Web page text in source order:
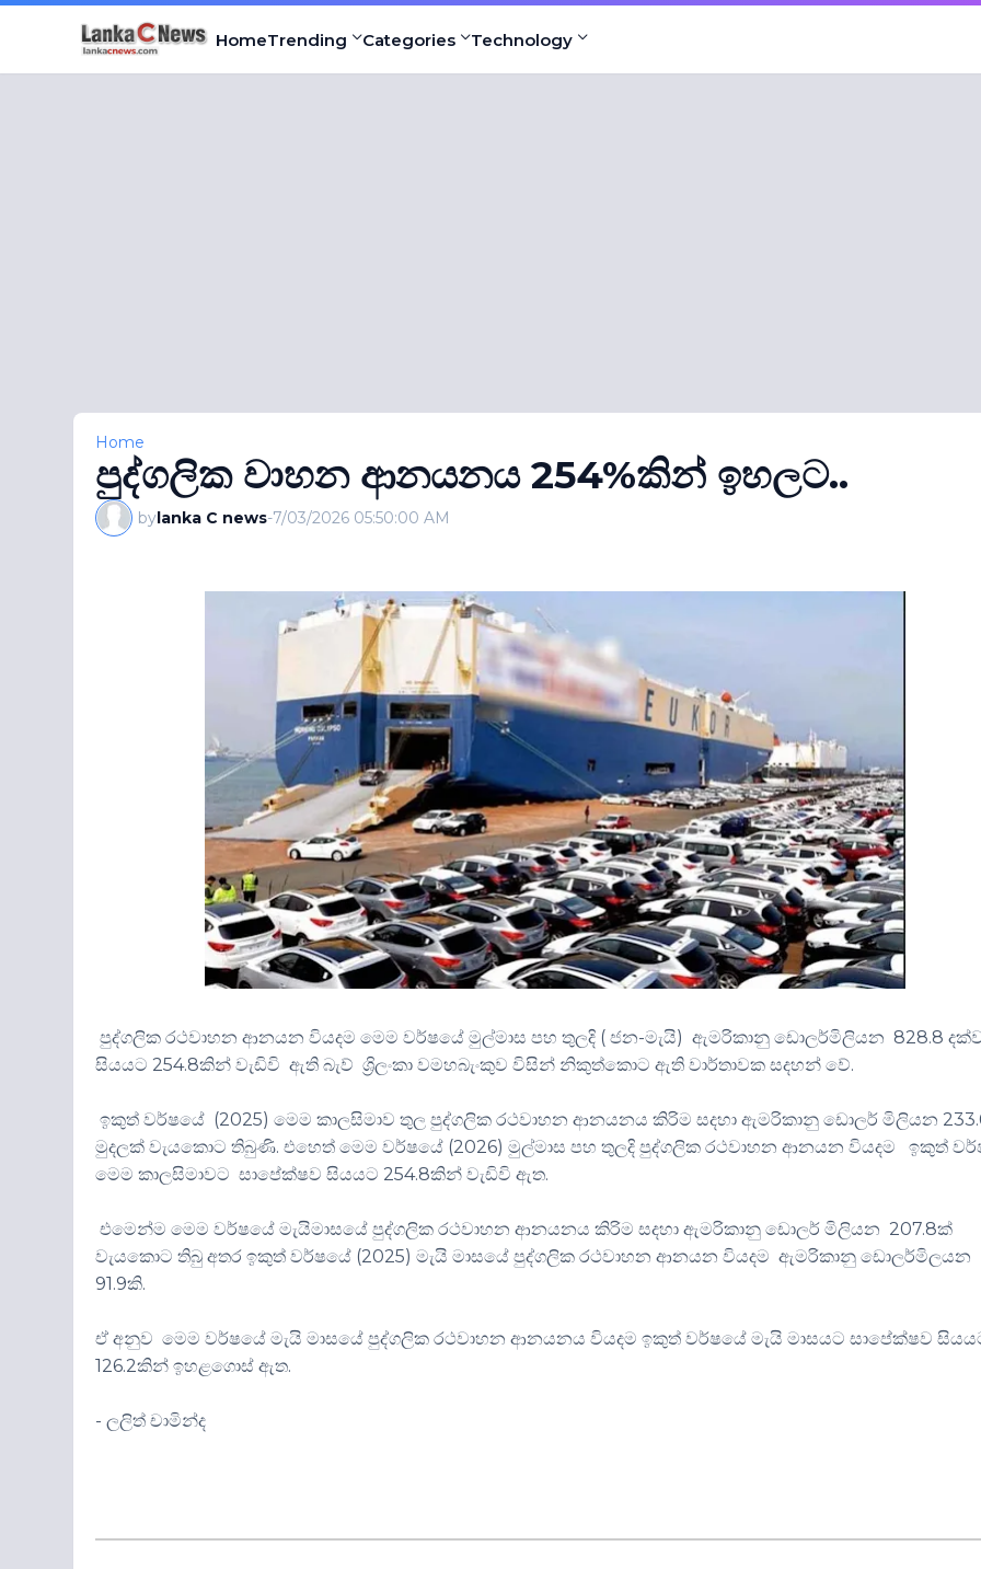
HomeTrending Categories Technology
Home
පුද්ගලික වාහන ආනයනය 254%කින් ඉහලට..
bylanka C news-7/03/2026 05:50:00 AM
පුද්ගලික රථවාහන ආනයන වියදම මෙම වර්ෂයේ මුල්මාස පහ තුලදි ( ජන-මැයි) ඇමරිකානු ඩොලර්මිලියන 828.8
සියයට 254.8කින් වැඩිවි ඇති බැව් ශ්‍රිලංකා වමහබැංකුව විසින් නිකුත්කොට ඇති වාර්තාවක සදහන් වේ.
ඉකුත් වර්ෂයේ (2025) මෙම කාලසිමාව තුල පුද්ගලික රථවාහන ආනයනය කිරිම සදහා ඇමරිකානු ඩොලර් මිලියන
මුදලක් වැයකොට තිබුණි. එහෙත් මෙම වර්ෂයේ (2026) මුල්මාස පහ තුලදි පුද්ගලික රථවාහන ආනයන වියදම ඉකුත්
මෙම කාලසිමාවට සාපේක්ෂව සියයට 254.8කින් වැඩිවි ඇත.
එමෙන්ම මෙම වර්ෂයේ මැයිමාසයේ පුද්ගලික රථවාහන ආනයනය කිරිම සදහා ඇමරිකානු ඩොලර් මිලියන 207.8ක්
වැයකොට තිබු අතර ඉකුත් වර්ෂයේ (2025) මැයි මාසයේ පුද්ගලික රථවාහන ආනයන වියදම ඇමරිකානු ඩොලර්මිලයන
91.9කි.
ඒ අනුව මෙම වර්ෂයේ මැයි මාසයේ පුද්ගලික රථවාහන ආනයනය වියදම ඉකුත් වර්ෂයේ මැයි මාසයට සාපේක්ෂව
126.2කින් ඉහළගොස් ඇත.
- ලලිත් චාමින්ද